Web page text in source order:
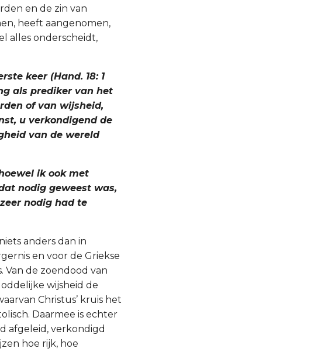
en de zin van
heeft aangenomen,
alles onderscheidt,
keer (Hand. 18: 1
als prediker van het
of van wijsheid,
u verkondigend de
van de wereld
ik ook met
nodig geweest was,
nodig had te
anders dan in
en voor de Griekse
Van de zoendood van
wijsheid de
Christus’ kruis het
Daarmee is echter
afgeleid, verkondigd
hoe rijk, hoe